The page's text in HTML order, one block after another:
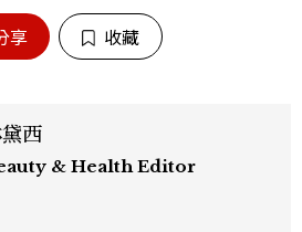
享 收藏
西
& Health Editor